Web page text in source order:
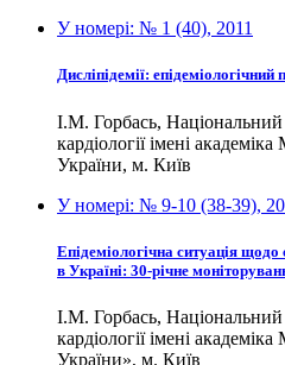
У номері: № 1 (40), 2011
Дисліпідемії: епідеміологічний
І.М. Горбась,
кардіології імені
України, м. Київ
У номері: № 9-10 (38-39),
Епідеміологічна ситуація
в Україні: 30-річне
І.М. Горбась,
кардіології імені
України», м. Київ